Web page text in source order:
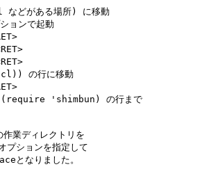
などがある場所) に移動
ンで起動
の行に移動
(require 'shimbun) の行まで
業ディレクトリを
プションを指定して
となりました。